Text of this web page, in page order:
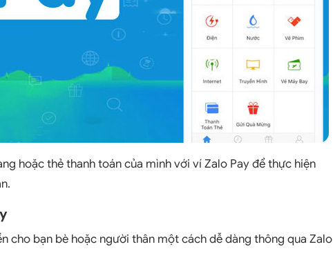
hoặc thẻ thanh toán của mình với ví Zalo Pay để thực hiện
cho bạn bè hoặc người thân một cách dễ dàng thông qua Zalo